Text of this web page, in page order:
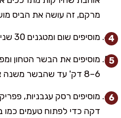
מרקם, זה עושה את הביס
מוסיפים שום ומטגנים 30 שניות רק עד שעולה ריח.
מוסיפים את הבשר הטחון
6–8 דק' עד שהבשר משנה צבע ואין גושים גדולים.
מוסיפים רסק עגבניות,
דקה כדי לפתוח טעמים